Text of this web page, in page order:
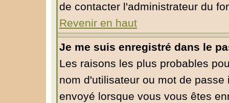
de contacter l'administrateur du
Revenir en haut
Je me suis enregistré dans le
Les raisons les plus probables
nom d'utilisateur ou mot de
envoyé lorsque vous vous êtes